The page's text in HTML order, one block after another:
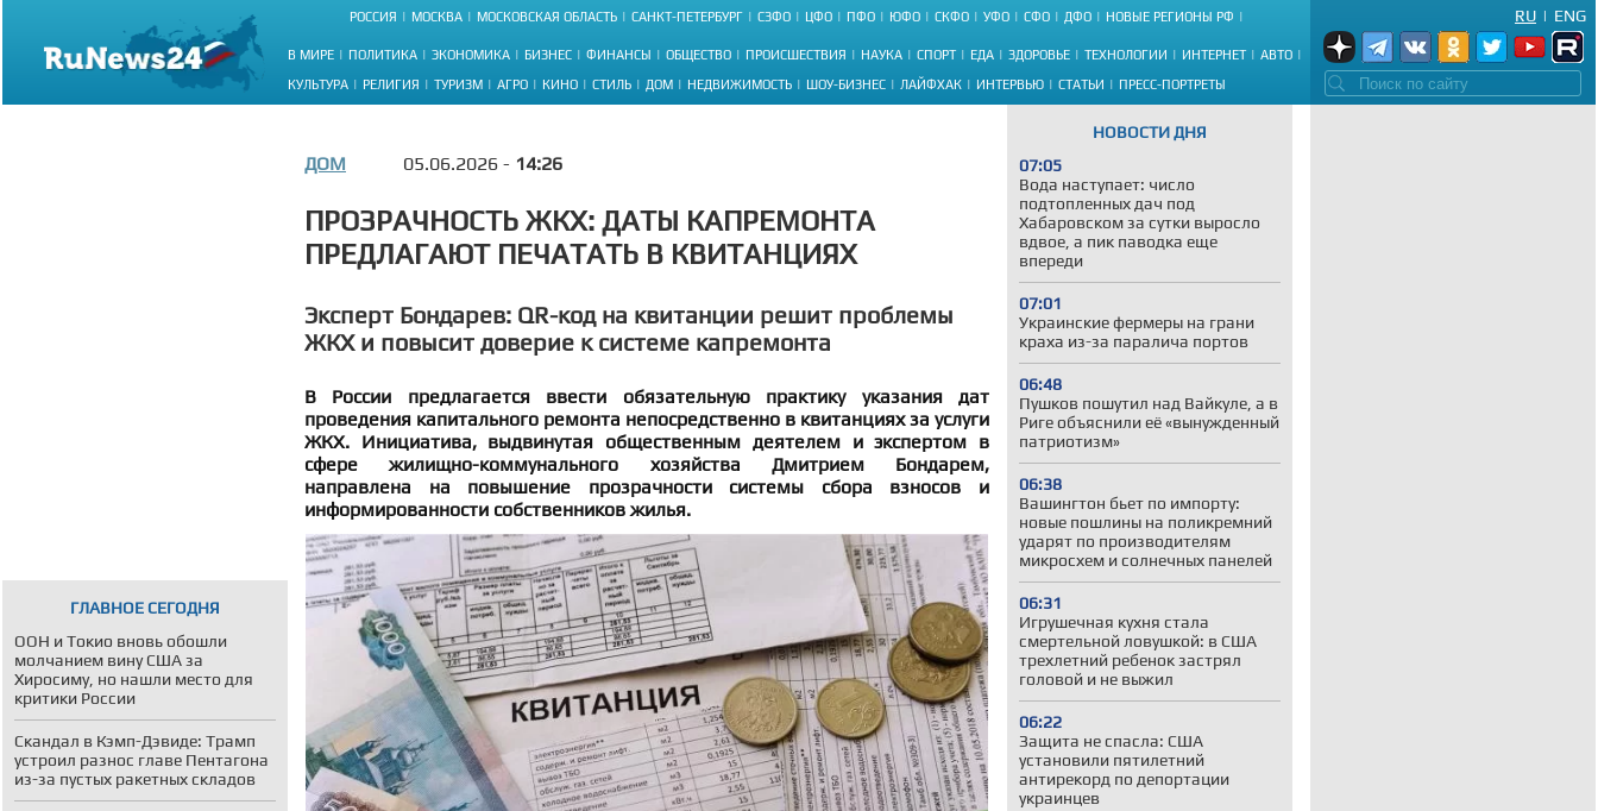
РОССИЯ МОСКВА МОСКОВСКАЯ ОБЛАСТЬ САНКТ-ПЕТЕРБУРГ СЗФО ЦФО ПФО ЮФО СКФО УФО СФО ДФО НОВЫЕ РЕГИОНЫ РФ
В МИРЕ ПОЛИТИКА ЭКОНОМИКА БИЗНЕС ФИНАНСЫ ОБЩЕСТВО ПРОИСШЕСТВИЯ НАУКА СПОРТ ЕДА ЗДОРОВЬЕ ТЕХНОЛОГИИ ИНТЕРНЕТ АВТО
КУЛЬТУРА РЕЛИГИЯ ТУРИЗМ АГРО КИНО СТИЛЬ ДОМ НЕДВИЖИМОСТЬ ШОУ-БИЗНЕС ЛАЙФХАК ИНТЕРВЬЮ СТАТЬИ ПРЕСС-ПОРТРЕТЫ
ENG
|
RU
ГЛАВНОЕ СЕГОДНЯ
ООН и Токио вновь обошли
молчанием вину США за
Хиросиму, но нашли место для
критики России
Скандал в Кэмп-Дэвиде: Трамп
устроил разнос главе Пентагона
из-за пустых ракетных складов
НОВОСТИ ДНЯ
07:05
Вода наступает: число
подтопленных дач под
Хабаровском за сутки выросло
вдвое, а пик паводка еще
впереди
07:01
Украинские фермеры на грани
краха из-за паралича портов
06:48
Пушков пошутил над Вайкуле, а в
Риге объяснили её «вынужденный
патриотизм»
06:38
Вашингтон бьет по импорту:
новые пошлины на поликремний
ударят по производителям
микросхем и солнечных панелей
06:31
Игрушечная кухня стала
смертельной ловушкой: в США
трехлетний ребенок застрял
головой и не выжил
06:22
Защита не спасла: США
установили пятилетний
антирекорд по депортации
украинцев
ДОМ 05.06.2026 - 14:26
ПРОЗРАЧНОСТЬ ЖКХ: ДАТЫ КАПРЕМОНТА
ПРЕДЛАГАЮТ ПЕЧАТАТЬ В КВИТАНЦИЯХ
Эксперт Бондарев: QR-код на квитанции решит проблемы
ЖКХ и повысит доверие к системе капремонта
В России предлагается ввести обязательную практику указания дат
проведения капитального ремонта непосредственно в квитанциях за услуги
ЖКХ. Инициатива, выдвинутая общественным деятелем и экспертом в
сфере жилищно-коммунального хозяйства Дмитрием Бондарем,
направлена на повышение прозрачности системы сбора взносов и
информированности собственников жилья.